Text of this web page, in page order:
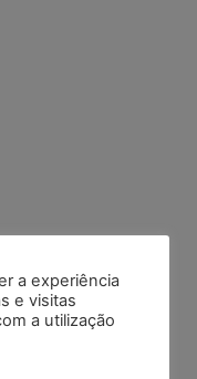
a experiência
e visitas
a utilização